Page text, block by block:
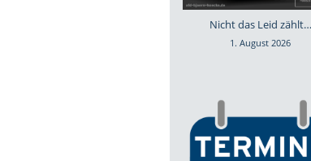
Nicht das Leid zählt…
1. August 2026